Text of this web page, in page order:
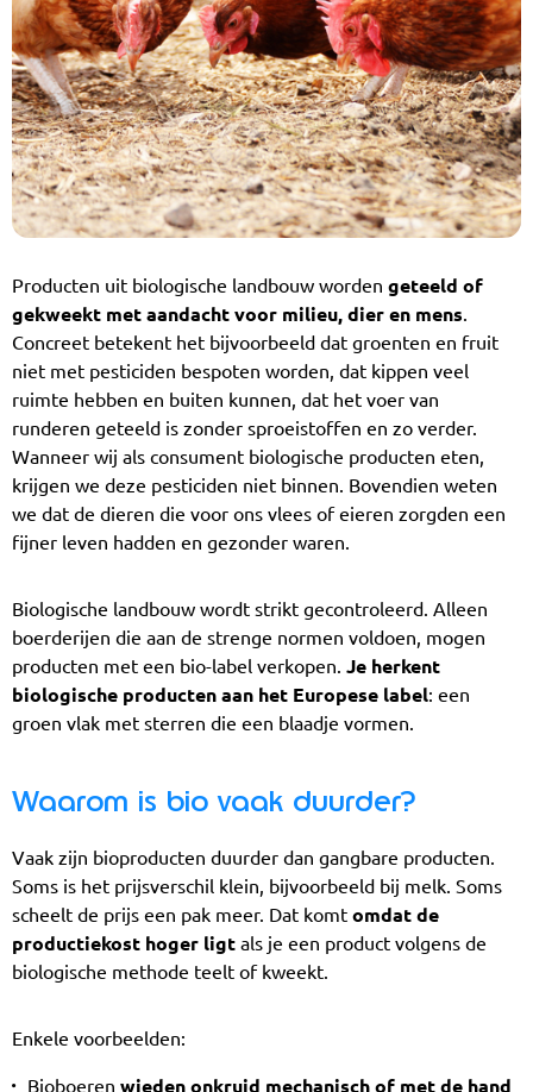
Producten uit biologische landbouw worden geteeld of
gekweekt met aandacht voor milieu, dier en mens.
Concreet betekent het bijvoorbeeld dat groenten en fruit
niet met pesticiden bespoten worden, dat kippen veel
ruimte hebben en buiten kunnen, dat het voer van
runderen geteeld is zonder sproeistoffen en zo verder.
Wanneer wij als consument biologische producten eten,
krijgen we deze pesticiden niet binnen. Bovendien weten
we dat de dieren die voor ons vlees of eieren zorgden een
fijner leven hadden en gezonder waren.
Biologische landbouw wordt strikt gecontroleerd. Alleen
boerderijen die aan de strenge normen voldoen, mogen
producten met een bio-label verkopen. Je herkent
biologische producten aan het Europese label: een
groen vlak met sterren die een blaadje vormen.
Waarom is bio vaak duurder?
Vaak zijn bioproducten duurder dan gangbare producten.
Soms is het prijsverschil klein, bijvoorbeeld bij melk. Soms
scheelt de prijs een pak meer. Dat komt omdat de
productiekost hoger ligt als je een product volgens de
biologische methode teelt of kweekt.
Enkele voorbeelden:
Bioboeren wieden onkruid mechanisch of met de hand